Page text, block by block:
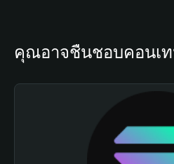
คุณอาจชื่นชอบคอนเ